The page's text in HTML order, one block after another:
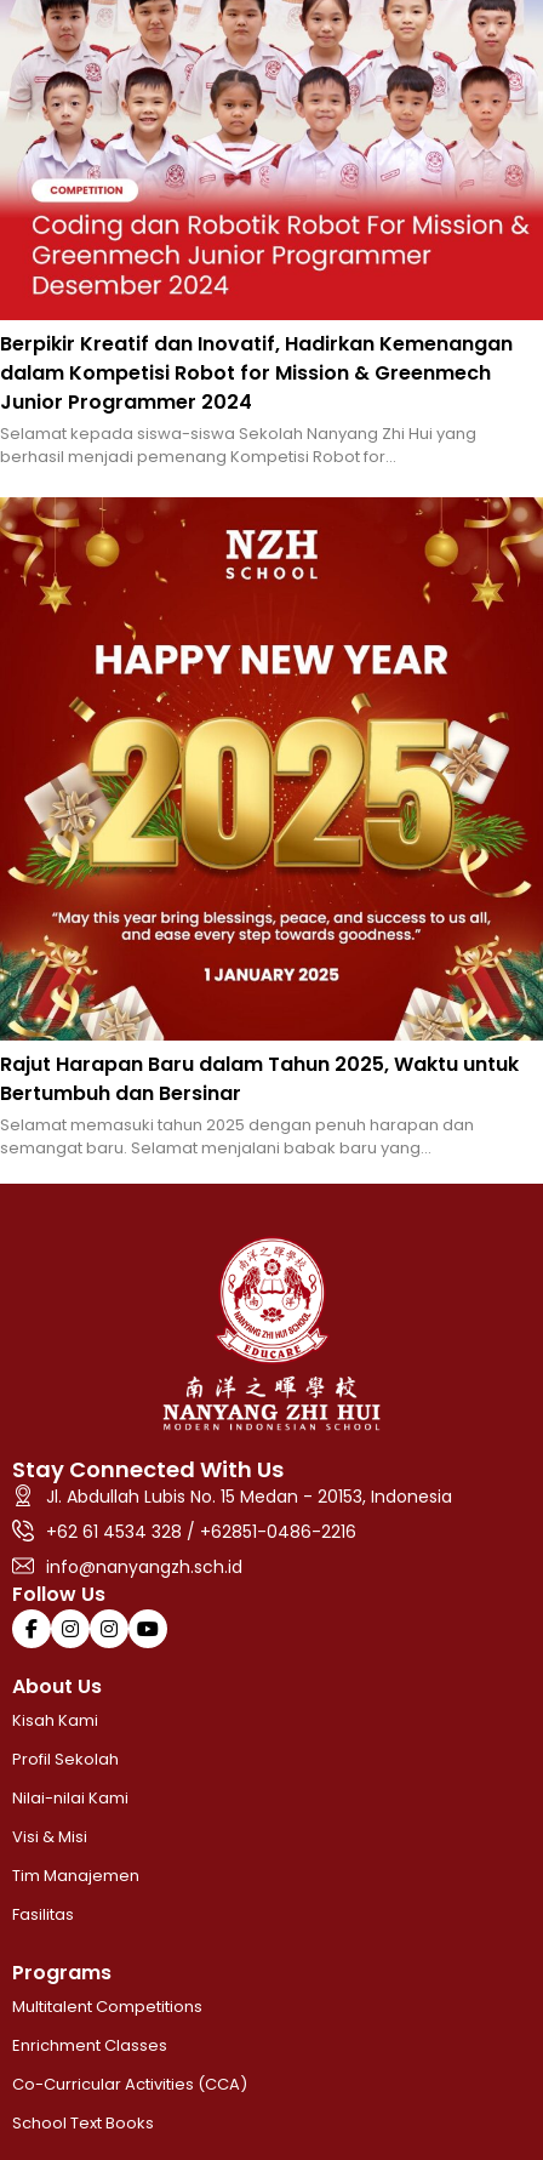
Berpikir Kreatif dan Inovatif, Hadirkan Kemenangan
dalam Kompetisi Robot for Mission & Greenmech
Junior Programmer 2024
Selamat kepada siswa-siswa Sekolah Nanyang Zhi Hui yang
berhasil menjadi pemenang Kompetisi Robot for...
Rajut Harapan Baru dalam Tahun 2025, Waktu untuk
Bertumbuh dan Bersinar
Selamat memasuki tahun 2025 dengan penuh harapan dan
semangat baru. Selamat menjalani babak baru yang...
Stay Connected With Us
Jl. Abdullah Lubis No. 15 Medan - 20153, Indonesia
+62 61 4534 328 / +62851-0486-2216
info@nanyangzh.sch.id
Follow Us
About Us
Kisah Kami
Profil Sekolah
Nilai-nilai Kami
Visi & Misi
Tim Manajemen
Fasilitas
Programs
Multitalent Competitions
Enrichment Classes
Co-Curricular Activities (CCA)
School Text Books